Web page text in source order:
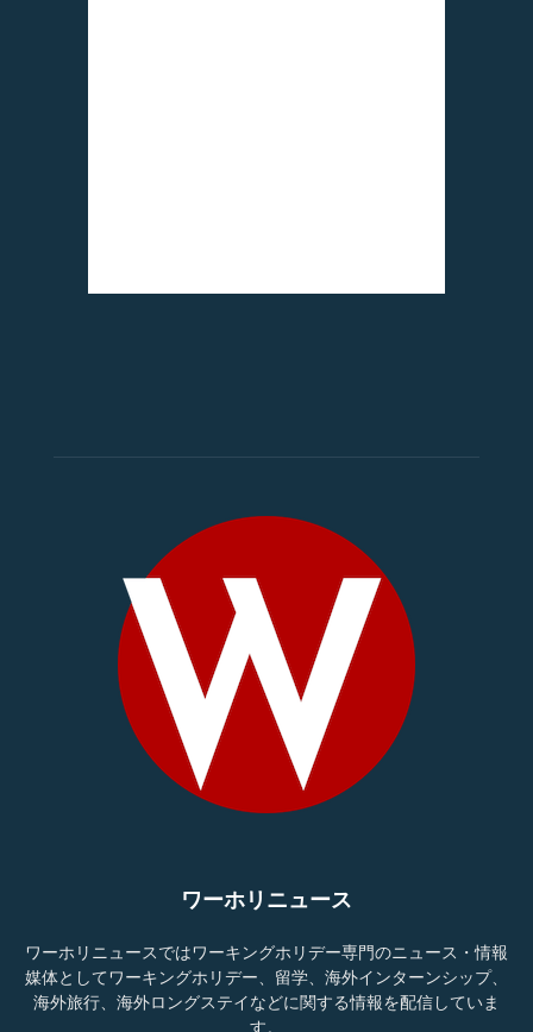
ワーホリニュース
ワーホリニュースではワーキングホリデー専門のニュース・情報
媒体としてワーキングホリデー、留学、海外インターンシップ、
海外旅行、海外ロングステイなどに関する情報を配信していま
す。